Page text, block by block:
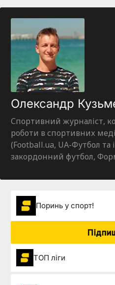
Олександр
Спортивний журналіст,
роботи в спортивних
(Football.ua, UA-Футбол та
закордонний футбол,
Поринь у спорт!
ТОП ліги